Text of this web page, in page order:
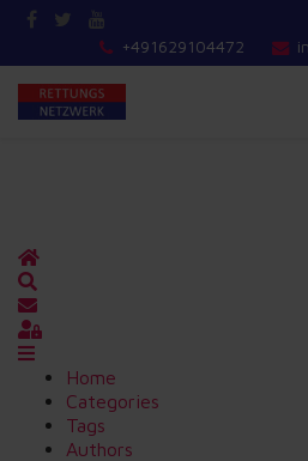
+491629104472
Home
Updates abonnieren
Sign In
Home
Categories
Tags
Authors